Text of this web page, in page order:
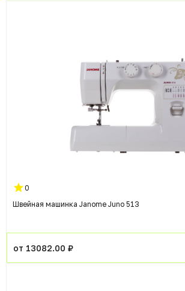
0
Швейная машинка Janome Juno 513
от 13082.00 ₽